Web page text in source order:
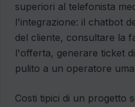
superiori al telefonista
l'integrazione: il chatbot
del cliente, consultare la
l'offerta, generare ticket
pulito a un operatore
Costi tipici di un progetto